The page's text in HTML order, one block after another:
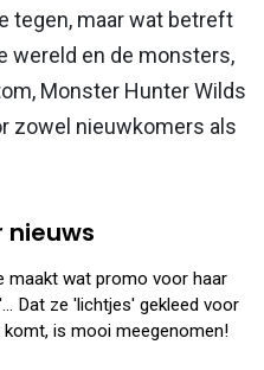
tegen, maar wat betreft
wereld en de monsters,
Monster Hunter Wilds
zowel nieuwkomers als
nieuws
maakt wat promo voor haar
Dat ze 'lichtjes' gekleed voor
komt, is mooi meegenomen!